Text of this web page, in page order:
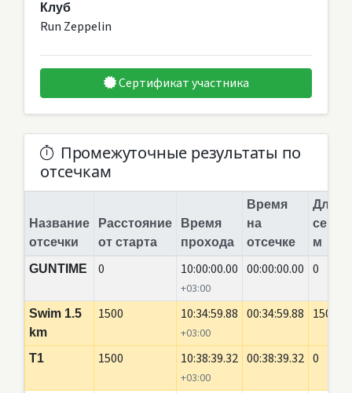
Клуб
Run Zeppelin
Сертификат участника
Промежуточные результаты по
отсечкам
Название
отсечки
Расстояние
от старта
Время
прохода
Время
на
отсечке
Длина
м
GUNTIME
0 10:00:00.00
+03:00
00:00:00.00 0
Swim 1.5
km
1500 10:34:59.88
+03:00
00:34:59.88 1500
T1 1500 10:38:39.32
+03:00
00:38:39.32 0